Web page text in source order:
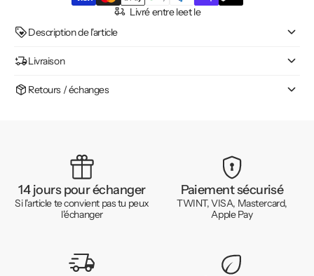
Livré entre leet le
Description de l'article
Livraison
Retours / échanges
14 jours pour échanger
Si l'article te convient pas tu peux
l'échanger
Paiement sécurisé
TWINT, VISA, Mastercard,
Apple Pay